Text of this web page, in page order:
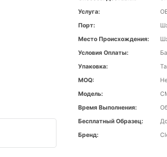
Услуга:
Порт:
Место Происхождения:
Условия Оплаты:
Упаковка:
MOQ:
Модель:
Время Выполнения:
Бесплатный Образец:
Бренд: